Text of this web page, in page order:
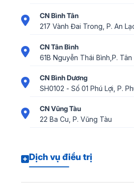
CN Bình Tân
217 Vành Đai Trong, P. An
CN Tân Bình
61B Nguyễn Thái Bình,P. Tân
CN Bình Dương
SH0102 - Số 01 Phú Lợi, P.
CN Vũng Tàu
22 Ba Cu, P. Vũng Tàu
Dịch vụ điều trị